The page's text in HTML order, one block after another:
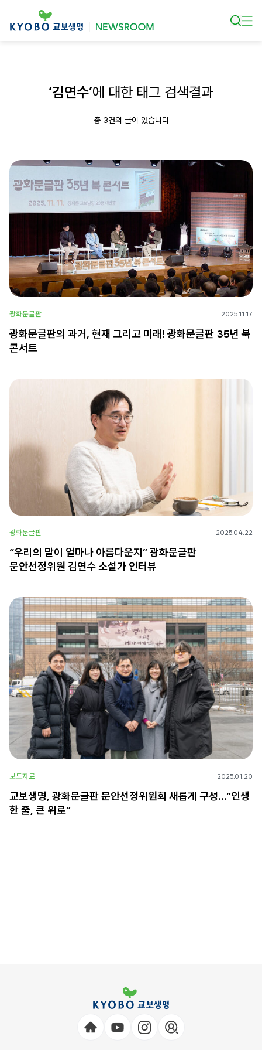
‘김연수’에 대한 태그 검색결과
총 3건의 글이 있습니다
광화문글판 2025.11.17
광화문글판의 과거, 현재 그리고 미래! 광화문글판 35년 북
콘서트
광화문글판 2025.04.22
“우리의 말이 얼마나 아름다운지” 광화문글판
문안선정위원 김연수 소설가 인터뷰
보도자료 2025.01.20
교보생명, 광화문글판 문안선정위원회 새롭게 구성…”인생
한 줄, 큰 위로”